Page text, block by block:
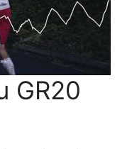
GR20